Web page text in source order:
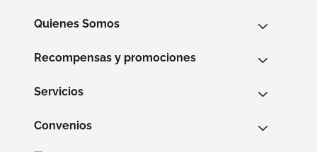
Quienes Somos
Recompensas y promociones
Servicios
Convenios